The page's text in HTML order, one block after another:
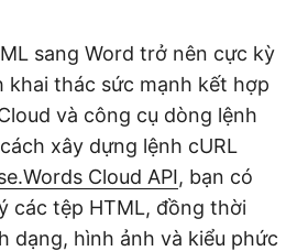
sang Word trở nên cực kỳ
khai thác sức mạnh kết hợp
và công cụ dòng lệnh
xây dựng lệnh cURL
Cloud API, bạn có
các tệp HTML, đồng thời
dạng, hình ảnh và kiểu phức